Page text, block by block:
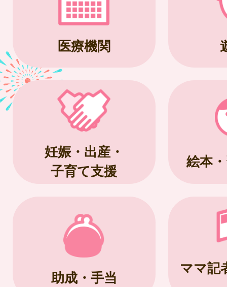
医療機関
妊娠・出産・
子育て支援
絵本
助成・手当
ママ記